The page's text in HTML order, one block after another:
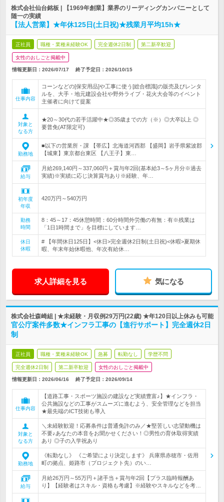
株式会社仙台銘板 | 【1969年創業】業界のリーディングカンパニーとして
随一の実績
【法人営業】★年休125日(土日祝)★残業月平均15h★
正社員 職種・業種未経験OK 完全週休2日制 第二新卒歓迎
女性のおしごと掲載中
情報更新日：2026/07/17 終了予定日： 2026/10/15
仕事内容
コーンなどの[保安用品]や工事に使う[総合標識]の販売及びレンタ
ルを、大手・地元建設会社や野外ライブ・花火大会等のイベント
主催者に向けて提案
対象と
なる方
★20～30代の若手活躍中★◎35歳までの方（※）◎大卒以上 ◎
要普免(AT限定可)
勤務地
■以下の営業所・課 【帯広】北海道河西郡 【盛岡】岩手県紫波郡
【城東】東京都台東区 【八王子】東…
給与
月給269,140円～337,060円＋賞与年2回(基本給3～5ヶ月分※過去
実績)※実績に応じ決算賞与あり※経験、年…
初年度
年収
420万円～540万円
勤務
時間
8：45～17：45休憩時間：60分時間外労働の有無：有※残業は
「1日1時間まで」を目標にしています…
休日
休暇
# 【年間休日125日】<休日>完全週休2日制(土日祝)<休暇>夏期休
暇、年末年始休暇他、年次有給休…
求人詳細を見る 気になる
株式会社森崎組 | ★未経験・月収例29万円(22歳) ★年120日以上休みも可能
官公庁案件多数★インフラ工事の【進行サポート】完全週休2日
制
正社員 職種・業種未経験OK 急募 転勤なし 学歴不問
完全週休2日制 第二新卒歓迎 女性のおしごと掲載中
情報更新日：2026/06/16 終了予定日： 2026/09/14
仕事内容
【道路工事・スポーツ施設の建設など実績豊富♪】★インフラ・
公共施設などの工事がスムーズに進むよう、安全管理などを担当
★最先端のICT技術も導入
対象と
なる方
＼未経験歓迎！応募条件は普通免許のみ／★堅苦しい志望動機は
不要♪あなたの本音をお聞かせください！◎男性の育休取得実績
あり ◎子の入学祝あり
勤務地
《転勤なし》 《ご希望により決定します》 兵庫県赤穂市・佐用
町の拠点、姫路市（プロジェクト先）のい…
給与
月給26万円～55万円＋諸手当＋賞与年2回【プラス臨時報酬あ
り】【経験者はスキル・資格も考慮】※経験やスキルなどを考…